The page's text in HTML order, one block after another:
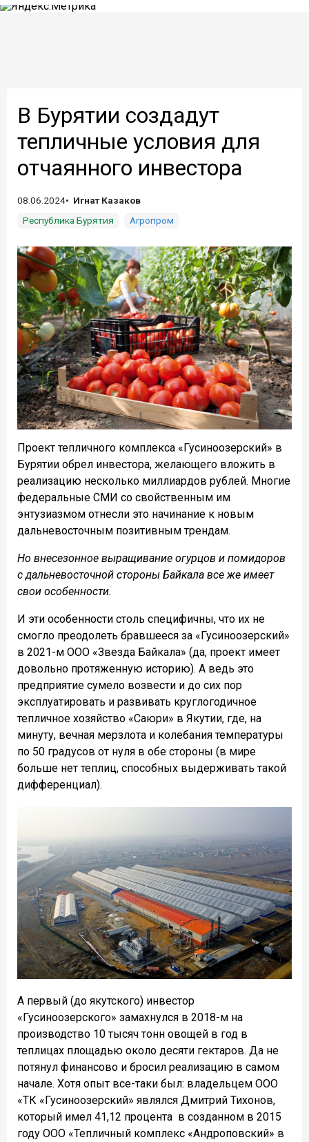
В Бурятии создадут
тепличные условия для
отчаянного инвестора
08.06.2024
Игнат Казаков
Республика Бурятия
Агропром
Проект тепличного комплекса «Гусиноозерский» в
Бурятии обрел инвестора, желающего вложить в
реализацию несколько миллиардов рублей. Многие
федеральные СМИ со свойственным им
энтузиазмом отнесли это начинание к новым
дальневосточным позитивным трендам.
Но внесезонное выращивание огурцов и помидоров
с дальневосточной стороны Байкала все же имеет
свои особенности.
И эти особенности столь специфичны, что их не
смогло преодолеть бравшееся за «Гусиноозерский»
в 2021-м ООО «Звезда Байкала» (да, проект имеет
довольно протяженную историю). А ведь это
предприятие сумело возвести и до сих пор
эксплуатировать и развивать круглогодичное
тепличное хозяйство «Саюри» в Якутии, где, на
минуту, вечная мерзлота и колебания температуры
по 50 градусов от нуля в обе стороны (в мире
больше нет теплиц, способных выдерживать такой
дифференциал).
А первый (до якутского) инвестор
«Гусиноозерского» замахнулся в 2018-м на
производство 10 тысяч тонн овощей в год в
теплицах площадью около десяти гектаров. Да не
потянул финансово и бросил реализацию в самом
начале. Хотя опыт все-таки был: владельцем ООО
«ТК «Гусиноозерский» являлся Дмитрий Тихонов,
который имел 41,12 процента в созданном в 2015
году ООО «Тепличный комплекс «Андроповский» в